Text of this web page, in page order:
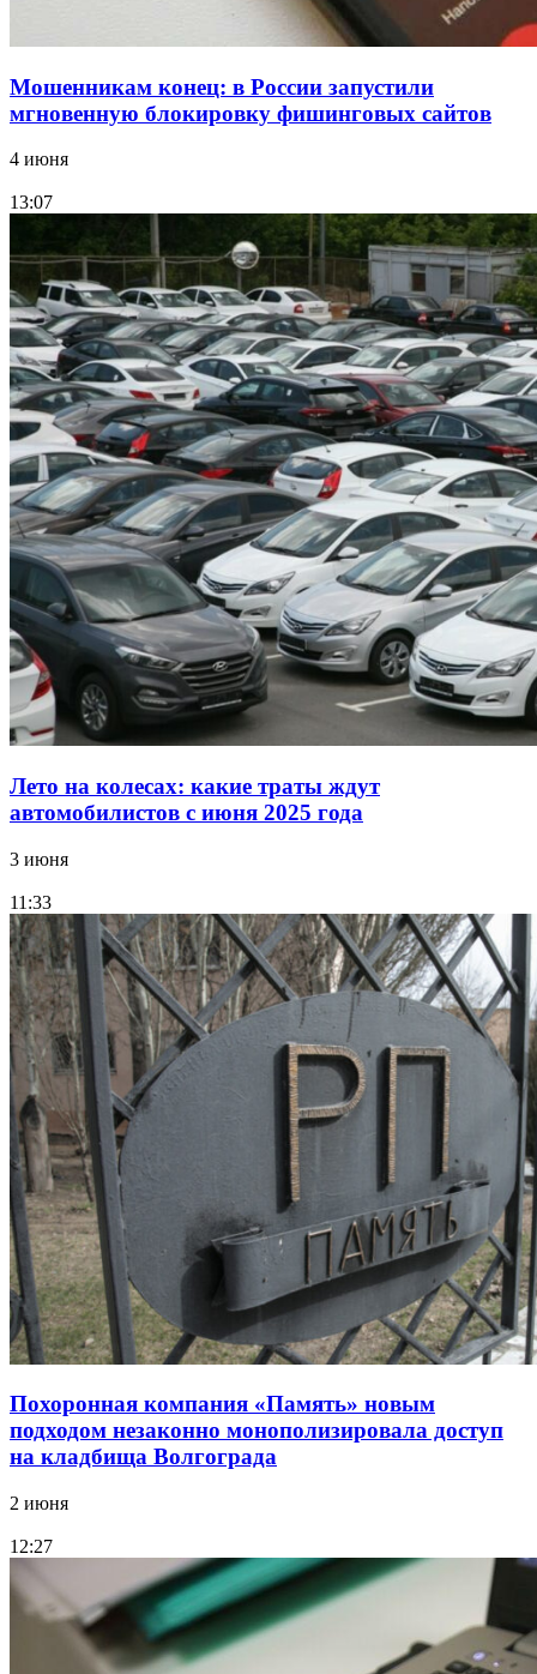
Мошенникам конец: в России запустили
мгновенную блокировку фишинговых сайтов
4 июня
13:07
Лето на колесах: какие траты ждут
автомобилистов с июня 2025 года
3 июня
11:33
Похоронная компания «Память» новым
подходом незаконно монополизировала доступ
на кладбища Волгограда
2 июня
12:27